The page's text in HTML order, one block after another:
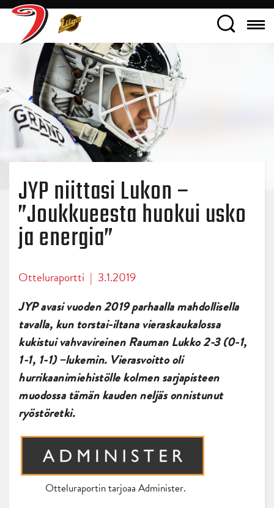
JYP niittasi Lukon –
”Joukkueesta huokui usko
ja energia”
Otteluraportti | 3.1.2019
JYP avasi vuoden 2019 parhaalla mahdollisella
tavalla, kun torstai-iltana vieraskaukalossa
kukistui vahvavireinen Rauman Lukko 2-3 (0-1,
1-1, 1-1) –lukemin. Vierasvoitto oli
hurrikaanimiehistölle kolmen sarjapisteen
muodossa tämän kauden neljäs onnistunut
ryöstöretki.
Otteluraportin tarjoaa Administer.